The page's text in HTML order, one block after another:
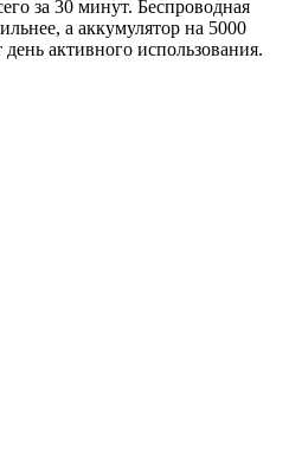
за 30 минут. Беспроводная
а аккумулятор на 5000
активного использования.